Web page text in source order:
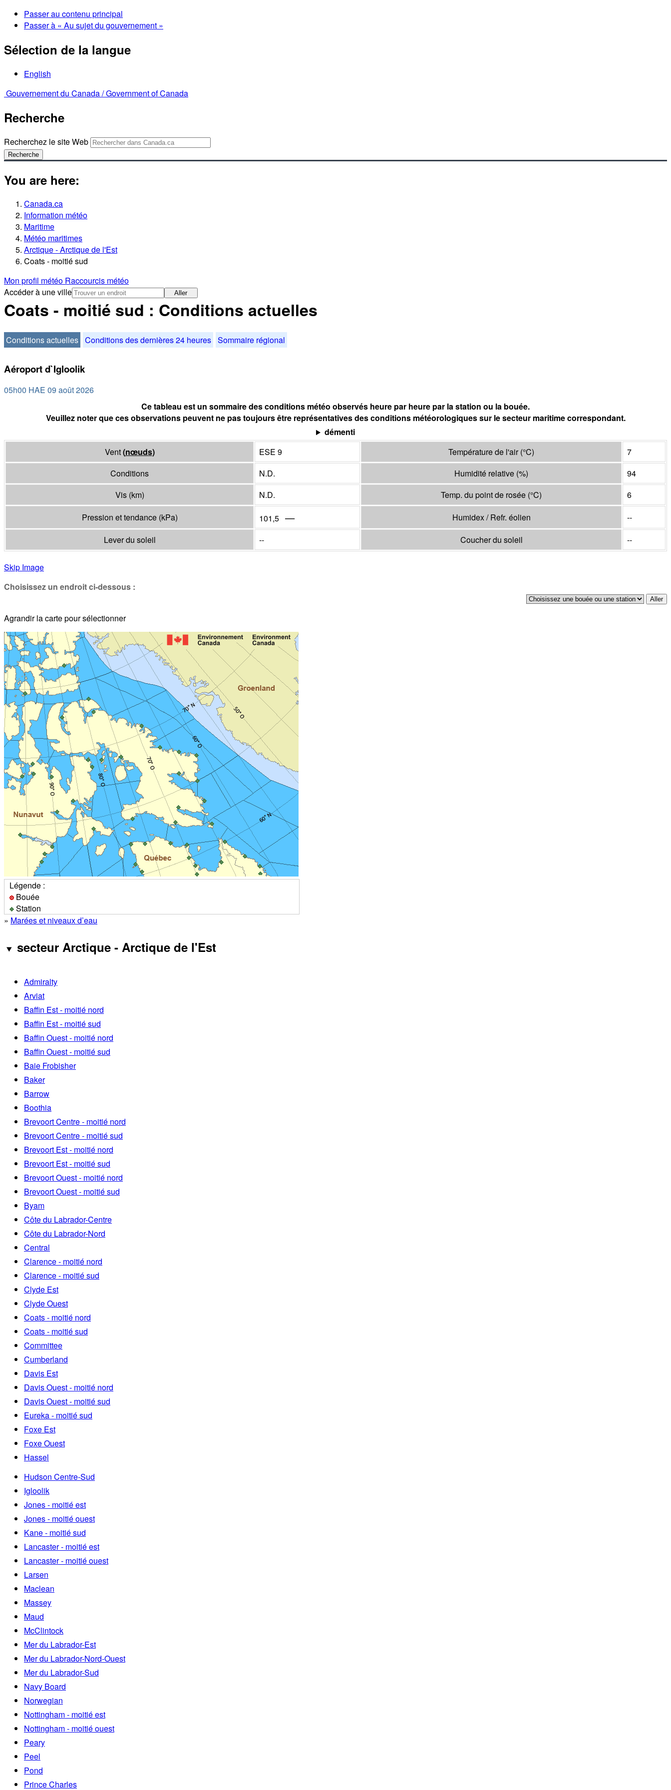
Passer au contenu principal
Passer à « Au sujet du gouvernement »
Sélection de la langue
English
Gouvernement du Canada /Government of Canada
Recherche
Recherchez le site Web
Recherche
You are here:
Canada.ca
Information météo
Maritime
Météo maritimes
Arctique - Arctique de l'Est
Coats - moitié sud
Mon profil météo Raccourcis météo
Accéder à une ville
Aller
Coats - moitié sud : Conditions actuelles
Conditions actuelles Conditions des dernières 24 heures Sommaire régional
Aéroport d`Igloolik
05h00 HAE 09 août 2026
Ce tableau est un sommaire des conditions météo observés heure par heure par la station ou la bouée.
Veuillez noter que ces observations peuvent ne pas toujours être représentatives des conditions météorologiques sur le secteur maritime correspondant.
démenti
Vent(nœuds) ESE 9 Température de l'air(°C)
7
Conditions
N.D. Humidité relative (%)
94
Vis (km) N.D. Temp. du point de rosée (°C)
6
Pression et tendance (kPa) 101,5 — Humidex / Refr. éolien
--
Lever du soleil
-- Coucher du soleil --
Skip Image
Choisissez un endroit ci-dessous :
Agrandir la carte pour sélectionner
Légende :
Bouée
Station
» Marées et niveaux d’eau
secteur Arctique - Arctique de l'Est
Admiralty
Arviat
Baffin Est - moitié nord
Baffin Est - moitié sud
Baffin Ouest - moitié nord
Baffin Ouest - moitié sud
Baie Frobisher
Baker
Barrow
Boothia
Brevoort Centre - moitié nord
Brevoort Centre - moitié sud
Brevoort Est - moitié nord
Brevoort Est - moitié sud
Brevoort Ouest - moitié nord
Brevoort Ouest - moitié sud
Byam
Côte du Labrador-Centre
Côte du Labrador-Nord
Central
Clarence - moitié nord
Clarence - moitié sud
Clyde Est
Clyde Ouest
Coats - moitié nord
Coats - moitié sud
Committee
Cumberland
Davis Est
Davis Ouest - moitié nord
Davis Ouest - moitié sud
Eureka - moitié sud
Foxe Est
Foxe Ouest
Hassel
Hudson Centre-Sud
Igloolik
Jones - moitié est
Jones - moitié ouest
Kane - moitié sud
Lancaster - moitié est
Lancaster - moitié ouest
Larsen
Maclean
Massey
Maud
McClintock
Mer du Labrador-Est
Mer du Labrador-Nord-Ouest
Mer du Labrador-Sud
Navy Board
Norwegian
Nottingham - moitié est
Nottingham - moitié ouest
Peary
Peel
Pond
Prince Charles